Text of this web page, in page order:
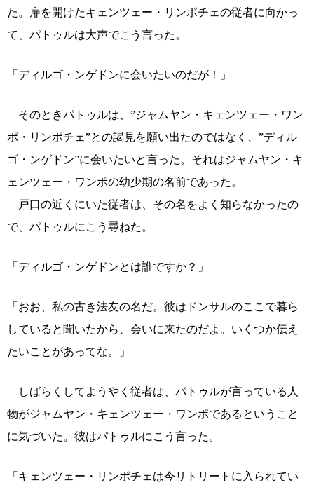
た。扉を開けたキェンツェー・リンポチェの従者に向かっ
て、パトゥルは大声でこう言った。
「ディルゴ・ンゲドンに会いたいのだが！」
そのときパトゥルは、”ジャムヤン・キェンツェー・ワン
ポ・リンポチェ”との謁見を願い出たのではなく、”ディル
ゴ・ンゲドン”に会いたいと言った。それはジャムヤン・キ
ェンツェー・ワンポの幼少期の名前であった。
戸口の近くにいた従者は、その名をよく知らなかったの
で、パトゥルにこう尋ねた。
「ディルゴ・ンゲドンとは誰ですか？」
「おお、私の古き法友の名だ。彼はドンサルのここで暮ら
していると聞いたから、会いに来たのだよ。いくつか伝え
たいことがあってな。」
しばらくしてようやく従者は、パトゥルが言っている人
物がジャムヤン・キェンツェー・ワンポであるということ
に気づいた。彼はパトゥルにこう言った。
「キェンツェー・リンポチェは今リトリートに入られてい